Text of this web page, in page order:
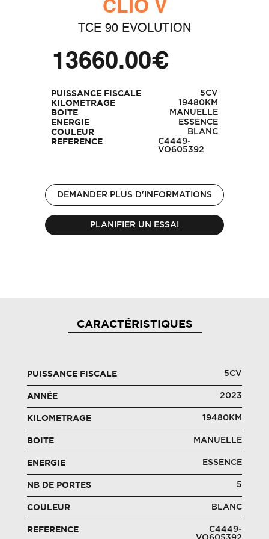
CLIO V
TCE 90 EVOLUTION
13660.00€
PUISSANCE FISCALE 5CV
KILOMETRAGE 19480KM
BOITE MANUELLE
ENERGIE ESSENCE
COULEUR BLANC
REFERENCE
C4449-
VO605392
DEMANDER PLUS D'INFORMATIONS
PLANIFIER UN ESSAI
CARACTÉRISTIQUES
PUISSANCE FISCALE 5CV
ANNÉE 2023
KILOMETRAGE 19480KM
BOITE MANUELLE
ENERGIE ESSENCE
NB DE PORTES 5
COULEUR BLANC
REFERENCE
C4449-